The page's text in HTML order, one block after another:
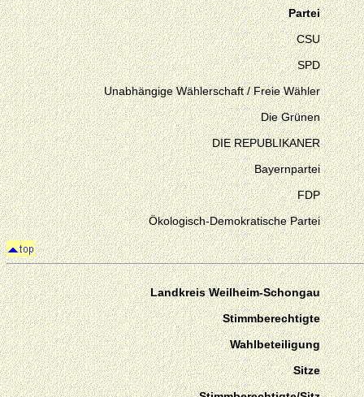
Partei
CSU
SPD
Unabhängige Wählerschaft / Freie Wähler
Die Grünen
DIE REPUBLIKANER
Bayernpartei
FDP
Ökologisch-Demokratische Partei
Landkreis Weilheim-Schongau
Stimmberechtigte
Wahlbeteiligung
Sitze